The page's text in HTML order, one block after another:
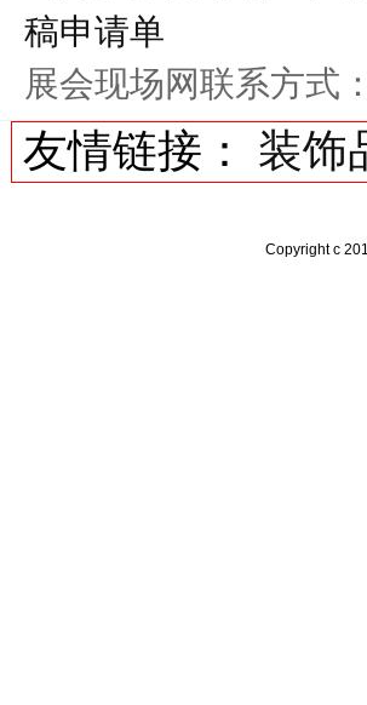
稿申请单
展会现场网联系方式：
友情链接： 装饰
Copyright c